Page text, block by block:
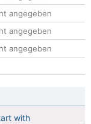
angegeben
angegeben
angegeben
with